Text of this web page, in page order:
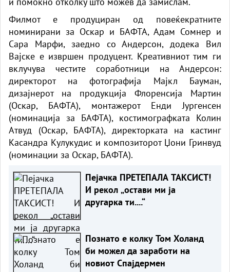
Филмот е продуциран од повеќекратните
номинирани за Оскар и БАФТА, Адам Сомнер и
Сара Марфи, заедно со Андерсон, додека Вил
Вајске е извршен продуцент. Креативниот тим ги
вклучува честите соработници на Андерсон:
директорот на фотографија Мајкл Бауман,
дизајнерот на продукција Флоренсија Мартин
(Оскар, БАФТА), монтажерот Енди Јургенсен
(номинација за БАФТА), костимографката Колин
Атвуд (Оскар, БАФТА), директорката на кастинг
Касандра Кулукудис и композиторот Џони Гринвуд
(номинации за Оскар, БАФТА).
Пејачка ПРЕТЕПАЛА ТАКСИСТ!
И рекол „остави ми ја
другарка ти....“
Познато е колку Том Холанд
би можел да заработи на
новиот Спајдермен